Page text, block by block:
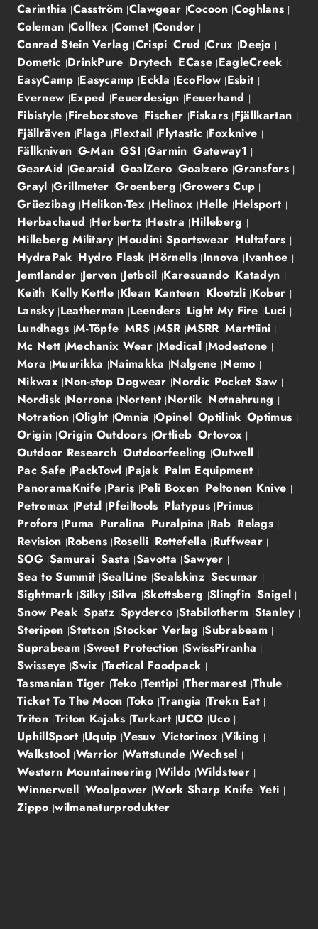
Carinthia Casström Clawgear Cocoon Coghlans
Coleman Colltex Comet Condor
Conrad Stein Verlag Crispi Crud Crux Deejo
Dometic DrinkPure Drytech ECase EagleCreek
EasyCamp Easycamp Eckla EcoFlow Esbit
Evernew Exped Feuerdesign Feuerhand
Fibistyle Fireboxstove Fischer Fiskars Fjällkartan
Fjällräven Flaga Flextail Flytastic Foxknive
Fällkniven G-Man GSI Garmin Gateway1
GearAid Gearaid GoalZero Goalzero Gransfors
Grayl Grillmeter Groenberg Growers Cup
Grüezibag Helikon-Tex Helinox Helle Helsport
Herbachaud Herbertz Hestra Hilleberg
Hilleberg Military Houdini Sportswear Hultafors
HydraPak Hydro Flask Hörnells Innova Ivanhoe
Jemtlander Jerven Jetboil Karesuando Katadyn
Keith Kelly Kettle Klean Kanteen Kloetzli Kober
Lansky Leatherman Leenders Light My Fire Luci
Lundhags M-Töpfe MRS MSR MSRR Marttiini
Mc Nett Mechanix Wear Medical Modestone
Mora Muurikka Naimakka Nalgene Nemo
Nikwax Non-stop Dogwear Nordic Pocket Saw
Nordisk Norrona Nortent Nortik Notnahrung
Notration Olight Omnia Opinel Optilink Optimus
Origin Origin Outdoors Ortlieb Ortovox
Outdoor Research Outdoorfeeling Outwell
Pac Safe PackTowl Pajak Palm Equipment
PanoramaKnife Paris Peli Boxen Peltonen Knive
Petromax Petzl Pfeiltools Platypus Primus
Profors Puma Puralina Puralpina Rab Relags
Revision Robens Roselli Rottefella Ruffwear
SOG Samurai Sasta Savotta Sawyer
Sea to Summit SealLine Sealskinz Secumar
Sightmark Silky Silva Skottsberg Slingfin Snigel
Snow Peak Spatz Spyderco Stabilotherm Stanley
Steripen Stetson Stocker Verlag Subrabeam
Suprabeam Sweet Protection SwissPiranha
Swisseye Swix Tactical Foodpack
Tasmanian Tiger Teko Tentipi Thermarest Thule
Ticket To The Moon Toko Trangia Trekn Eat
Triton Triton Kajaks Turkart UCO Uco
UphillSport Uquip Vesuv Victorinox Viking
Walkstool Warrior Wattstunde Wechsel
Western Mountaineering Wildo Wildsteer
Winnerwell Woolpower Work Sharp Knife Yeti
Zippo wilmanaturprodukter